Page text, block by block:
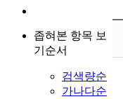
좁혀본 항목 보
기순서
검색량순
가나다순